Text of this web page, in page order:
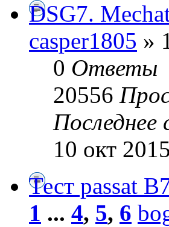
DSG7.
casper1805 »
0 Ответы
20556
10 окт
Тест passat
1 ... 4, 5, 6